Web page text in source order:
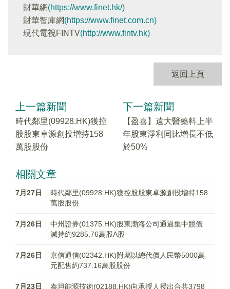
財華網(https://www.finet.hk/)
財華智庫網(https://www.finet.com.cn)
現代電視FINTV(http://www.fintv.hk)
返回上頁
上一篇新聞
時代鄰里(09928.HK)獲控
股股東卓源創投增持158
萬股股份
下一篇新聞
【盈喜】遠大醫藥料上半
年股東淨利同比增長不低
於50%
相關文章
7月27日
時代鄰里(09928.HK)獲控股股東卓源創投增持158
萬股股份
7月26日
中州證券(01375.HK)股東渤海公司通過集中競價
減持約9285.76萬股A股
7月26日
京信通信(02342.HK)附屬以總代價人民幣5000萬
元配售約737.16萬股股份
7月23日
泰坦能源技術(02188.HK)向承授人授出合共3798